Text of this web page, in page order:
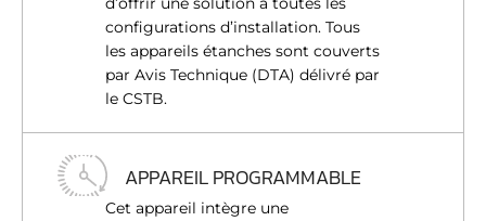
configurations d’installation. Tous
les appareils étanches sont couverts
par Avis Technique (DTA) délivré par
le CSTB.
APPAREIL PROGRAMMABLE
Cet appareil intègre une